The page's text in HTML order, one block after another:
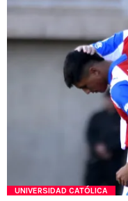
UNIVERSIDAD CATÓLICA